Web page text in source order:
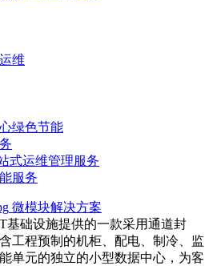
维
绿色节能
式运维管理服务
服务
微模块解决方案
基础设施提供的一款采用通道封
工程预制的机柜、配电、制冷、监
单元的独立的小型数据中心，为客